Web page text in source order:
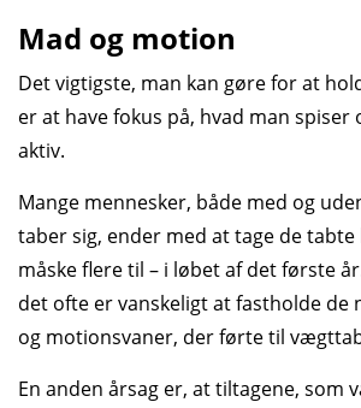
Mad og motion
Det vigtigste, man kan gøre for at
er at have fokus på, hvad man spiser
aktiv.
Mange mennesker, både med og
taber sig, ender med at tage de tabte
måske flere til – i løbet af det første
det ofte er vanskeligt at fastholde de
og motionsvaner, der førte til
En anden årsag er, at tiltagene, som